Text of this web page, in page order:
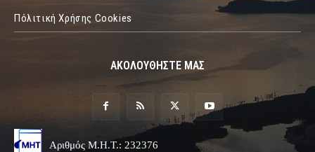
Πόλιτική Χρήσης Cookies
ΑΚΟΛΟΥΘΗΣΤΕ ΜΑΣ
Αριθμός Μ.Η.Τ.: 232376